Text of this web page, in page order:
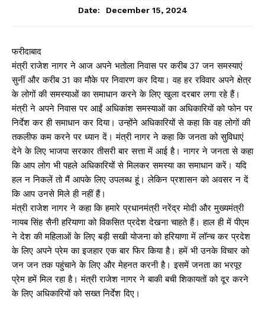
Date:
December 15, 2024
फरीदाबाद
मंत्री राजेश नागर ने आज अपने भतोला निवास पर करीब 37 जन समस्याएं
सुनीं और करीब 31 का मौके पर निवारण कर दिया। वह हर रविवार अपने क्षेत्र
के लोगों की समस्याओं का समाधान करने के लिए खुला दरबार लगा रहे हैं।
मंत्री ने अपने निवास पर आईं अधिकांश समस्याओं का अधिकारियों को फोन पर
निर्देश कर ही समाधान कर दिया। उन्होंने अधिकारियों से कहा कि वह लोगों की
तकलीफ कम करने पर ध्यान दें। मंत्री नागर ने कहा कि जनता को सुविधाएं
देने के लिए भाजपा सरकार तीसरी बार सत्ता में आई है। नागर ने जनता से कहा
कि आप लोग भी पहले अधिकारियों से मिलकर समस्या का समाधान करें। यदि
हल न निकलें तो मैं आपके लिए उपलब्ध हूं। लेकिन प्रशासन को अवसर न दें
कि आप उनसे मिले ही नहीं हैं।
मंत्री राजेश नागर ने कहा कि हमारे प्रधानमंत्री नरेंद्र मोदी और मुख्यमंत्री
नायब सिंह सैनी हरियाणा को विकसित प्रदेश देखना चाहते हैं। हाल ही में पीएम
ने देश की महिलाओं के लिए बड़ी सखी योजना को हरियाणा में लॉन्च कर प्रदेश
के लिए अपने प्रेम का इजहार एक बार फिर किया है। हमें भी उनके विचार को
जन जन तक पहुंचाने के लिए और मेहनत करनी है। इसमें जनता का भरपूर
प्रेम हमें मिल रहा है। मंत्री राजेश नागर ने बाकी बची शिकायतों को दूर करने
के लिए अधिकारियों को सख्त निर्देश दिए।